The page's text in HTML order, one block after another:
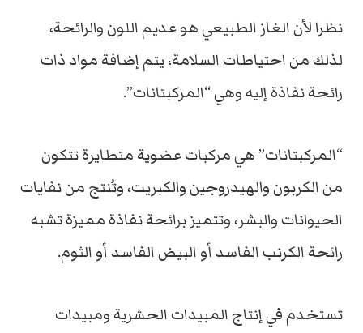
نظرا لأن الغاز الطبيعي هو عديم اللون والرائحة،
لذلك من احتياطات السلامة، يتم إضافة مواد ذات
رائحة نفاذة إليه وهي “المركبتانات”.
“المركبتانات” هي مركبات عضوية متطايرة تتكون
من الكربون والهيدروجين والكبريت، وتُنتج من نفايات
الحيوانات والبشر، وتتميز برائحة نفاذة مميزة تشبه
رائحة الكرنب الفاسد أو البيض الفاسد أو الثوم.
تستخدم في إنتاج المبيدات الحشرية ومبيدات